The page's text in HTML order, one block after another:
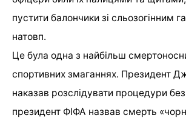
пустити балончики зі сльозогінним
натовп.
Це була одна з найбільш
спортивних змаганнях. Президент
наказав розслідувати процедури
президент ФІФА назвав смерть